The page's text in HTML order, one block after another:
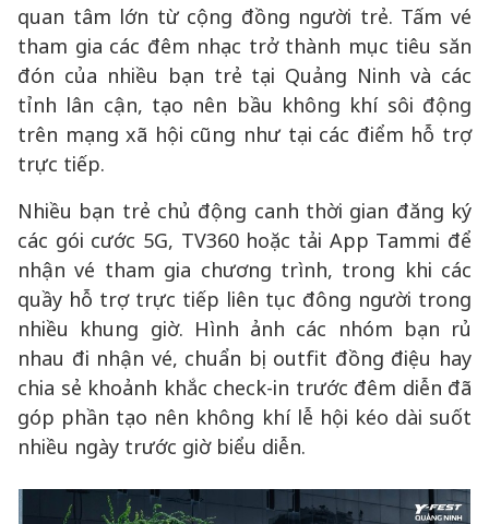
quan tâm lớn từ cộng đồng người trẻ. Tấm vé
tham gia các đêm nhạc trở thành mục tiêu săn
đón của nhiều bạn trẻ tại Quảng Ninh và các
tỉnh lân cận, tạo nên bầu không khí sôi động
trên mạng xã hội cũng như tại các điểm hỗ trợ
trực tiếp.
Nhiều bạn trẻ chủ động canh thời gian đăng ký
các gói cước 5G, TV360 hoặc tải App Tammi để
nhận vé tham gia chương trình, trong khi các
quầy hỗ trợ trực tiếp liên tục đông người trong
nhiều khung giờ. Hình ảnh các nhóm bạn rủ
nhau đi nhận vé, chuẩn bị outfit đồng điệu hay
chia sẻ khoảnh khắc check-in trước đêm diễn đã
góp phần tạo nên không khí lễ hội kéo dài suốt
nhiều ngày trước giờ biểu diễn.